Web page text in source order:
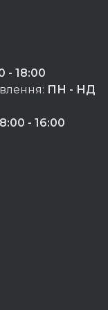
- 18:00
ПН - НД
- 16:00